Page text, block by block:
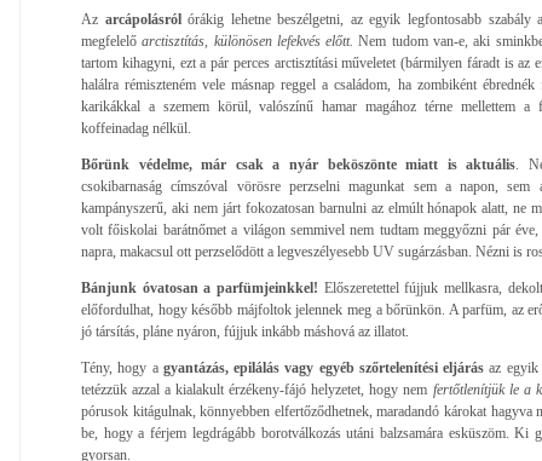
Az arcápolásrólórákig lehetne beszélgetni, az egyik legfontosabb
megfelelőarctisztítás, különösen lefekvés előtt.Nem tudom van-e, aki
tartom kihagyni, ezt a pár perces arctisztítási műveletet (bármilyen fáradt is az
halálra rémiszteném vele másnap reggel a családom, ha zombiként ébrednék
karikákkal a szemem körül, valószínű hamar magához térne mellettem a
koffeinadag nélkül.
Bőrünk védelme, már csak a nyár beköszönte miatt is aktuális .
csokibarnaság címszóval vörösre perzselni magunkat sem a napon, sem
kampányszerű, aki nem járt fokozatosan barnulni az elmúlt hónapok alatt, ne
volt főiskolai barátnőmet a világon semmivel nem tudtam meggyőzni pár
napra, makacsul ott perzselődött a legveszélyesebb UV sugárzásban. Nézni is
Bánjunk óvatosan a parfümjeinkkel! Előszeretettel fújjuk mellkasra,
előfordulhat, hogy később májfoltok jelennek meg a bőrünkön. A parfüm, az
jó társítás, pláne nyáron, fújjuk inkább máshová az illatot.
Tény, hogy a gyantázás, epilálás vagy egyéb szőrtelenítési eljárás az egyik
tetézzük azzal a kialakult érzékeny-fájó helyzetet, hogy nem fertőtlenítjük le a
pórusok kitágulnak, könnyebben elfertőződhetnek, maradandó károkat hagyva
be, hogy a férjem legdrágább borotválkozás utáni balzsamára esküszöm. Ki
gyorsan.